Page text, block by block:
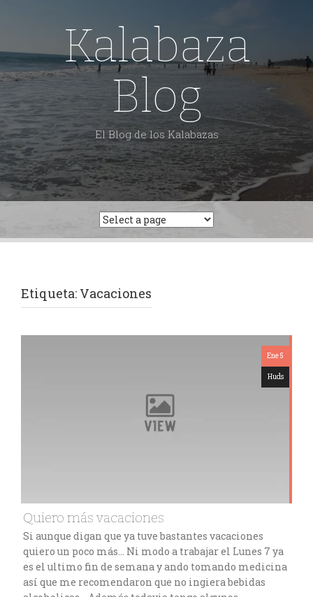
Kalabaza
Blog
El Blog de los Kalabazas
Etiqueta: Vacaciones
Ene 5
Huds
Quiero más vacaciones
Si aunque digan que ya tuve bastantes vacaciones
quiero un poco más… Ni modo a trabajar el Lunes 7 ya
es el ultimo fin de semana y ando tomando medicina
así que me recomendaron que no ingiera bebidas